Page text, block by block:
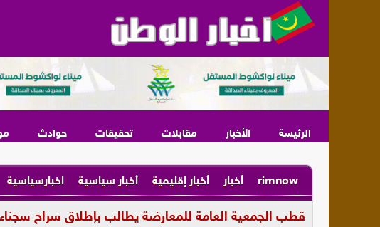
الرئيسة الأخبار مقابلات تحقيقات حوادث
rimnow أخبار أخبار إقليمية أخبار سياسية اخبارسياسية
قطب الجمعية العامة للمعارضة يطالب بإطلاق سراح سجناء